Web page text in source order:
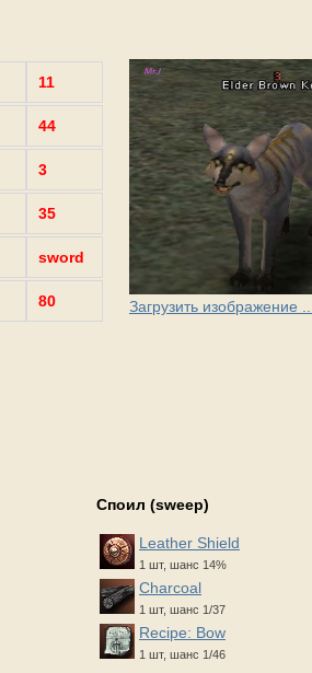
11
44
3
35
sword
80 Загрузить изображение ...
Споил (sweep)
Leather Shield
1 шт, шанс 14%
Charcoal
1 шт, шанс 1/37
Recipe: Bow
1 шт, шанс 1/46